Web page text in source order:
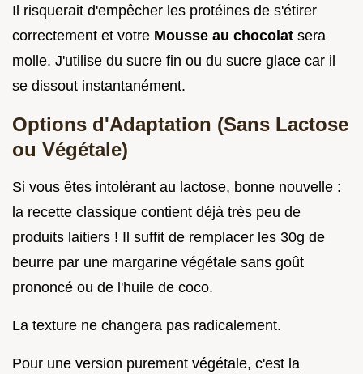
Il risquerait d'empêcher les protéines de s'étirer
correctement et votre Mousse au chocolat sera
molle. J'utilise du sucre fin ou du sucre glace car il
se dissout instantanément.
Options d'Adaptation (Sans Lactose
ou Végétale)
Si vous êtes intolérant au lactose, bonne nouvelle :
la recette classique contient déjà très peu de
produits laitiers ! Il suffit de remplacer les 30g de
beurre par une margarine végétale sans goût
prononcé ou de l'huile de coco.
La texture ne changera pas radicalement.
Pour une version purement végétale, c'est la